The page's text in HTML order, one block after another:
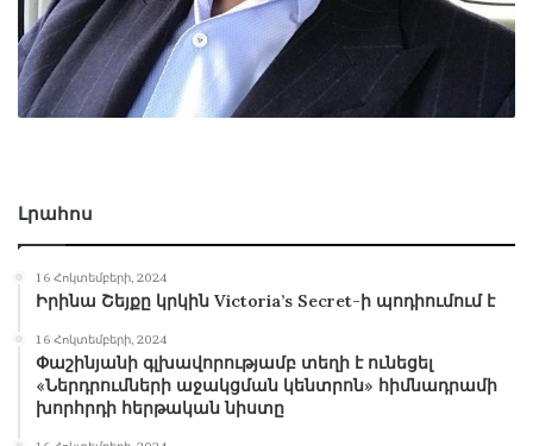
Լրահոս
16 Հոկտեմբերի, 2024
Իրինա Շեյքը կրկին Victoria’s Secret-ի պոդիումում է
16 Հոկտեմբերի, 2024
Փաշինյանի գլխավորությամբ տեղի է ունեցել
«Ներդրումների աջակցման կենտրոն» հիմնադրամի
խորհրդի հերթական նիստը